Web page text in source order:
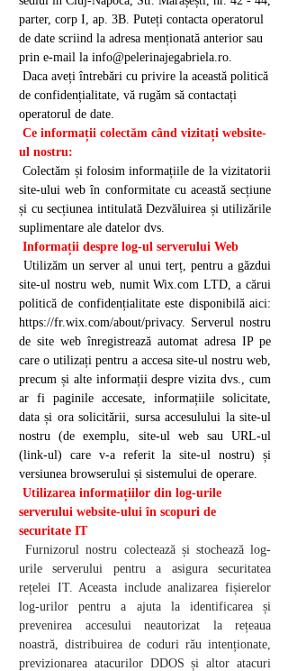
parter, corp I, ap. 3B. Puteți contacta operatorul
de date scriind la adresa menționată anterior sau
prin e-mail la info@pelerinajegabriela.ro.
Daca aveți întrebări cu privire la această politică
de confidențialitate, vă rugăm să contactați
operatorul de date.
Ce informații colectăm când vizitați website-
ul nostru:
Colectăm și folosim informațiile de la vizitatorii
site-ului web în conformitate cu această secțiune
și cu secțiunea intitulată Dezvăluirea și utilizările
suplimentare ale datelor dvs.
Informații despre log-ul serverului Web
Utilizăm un server al unui terț, pentru a găzdui
site-ul nostru web, numit Wix.com LTD, a cărui
politică de confidențialitate este disponibilă aici:
https://fr.wix.com/about/privacy. Serverul nostru
de site web înregistrează automat adresa IP pe
care o utilizați pentru a accesa site-ul nostru web,
precum și alte informații despre vizita dvs., cum
ar fi paginile accesate, informațiile solicitate,
data și ora solicitării, sursa accesulului la site-ul
nostru (de exemplu, site-ul web sau URL-ul
(link-ul) care v-a referit la site-ul nostru) și
versiunea browserului și sistemului de operare.
Utilizarea informațiilor din log-urile
serverului website-ului în scopuri de
securitate IT
Furnizorul nostru colectează și stochează log-
urile serverului pentru a asigura securitatea
rețelei IT. Aceasta include analizarea fișierelor
log-urilor pentru a ajuta la identificarea și
prevenirea accesului neautorizat la rețeaua
noastră, distribuirea de coduri rău intenționate,
previzionarea atacurilor DDOS și altor atacuri